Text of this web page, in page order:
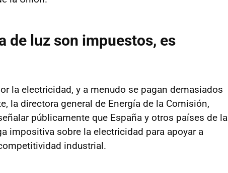
de luz son impuestos, es
la electricidad, y a menudo se pagan demasiados
la directora general de Energía de la Comisión,
públicamente que España y otros países de la
impositiva sobre la electricidad para apoyar a
industrial.